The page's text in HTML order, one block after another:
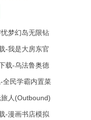
梦幻岛无限钻
-我是大房东官
载-乌法鲁奥德
移动版v1.0.108
全民学霸内置菜
人(Outbound)
-漫画书店模拟